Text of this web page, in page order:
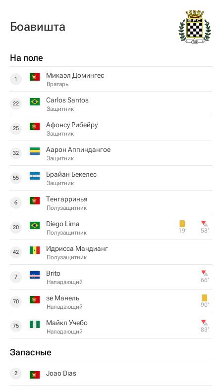
Боавишта
На поле
1 Микаэл Домингес
Вратарь
22 Carlos Santos
Защитник
25 Афонсу Рибейру
Защитник
32 Аарон Аппиндангое
Защитник
55 Брайан Бекелес
Защитник
6 Тенгарринья
Полузащитник
20 Diego Lima
Полузащитник 19‎’‎ 58‎’‎
42 Идрисса Мандианг
Полузащитник
7 Brito
Нападающий 66‎’‎
70 зе Манель
Нападающий 90‎’‎
75 Майкл Учебо
Нападающий 83‎’‎
Запасные
2 Joao Dias